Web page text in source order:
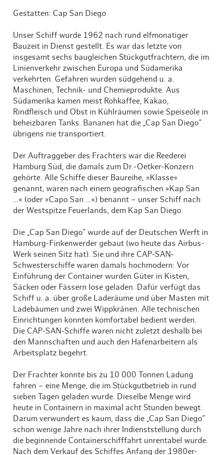
Gestatten: Cap San Diego
Unser Schiff wurde 1962 nach rund elfmonatiger
Bauzeit in Dienst gestellt. Es war das letzte von
insgesamt sechs baugleichen Stückgutfrachtern, die im
Linienverkehr zwischen Europa und Südamerika
verkehrten. Gefahren wurden südgehend u. a.
Maschinen, Technik- und Chemieprodukte. Aus
Südamerika kamen meist Rohkaffee, Kakao,
Rindfleisch und Obst in Kühlräumen sowie Speiseöle in
beheizbaren Tanks. Bananen hat die „Cap San Diego”
übrigens nie transportiert.
Der Auftraggeber des Frachters war die Reederei
Hamburg Süd, die damals zum Dr.-Oetker-Konzern
gehörte. Alle Schiffe dieser Baureihe, »Klasse«
genannt, waren nach einem geografischen »Kap San
…« (oder »Capo San …«) benannt – unser Schiff nach
der Westspitze Feuerlands, dem Kap San Diego.
Die „Cap San Diego” wurde auf der Deutschen Werft in
Hamburg-Finkenwerder gebaut (wo heute das Airbus-
Werk seinen Sitz hat). Sie und ihre CAP-SAN-
Schwesterschiffe waren damals hochmodern: Vor
Einführung der Container wurden Güter in Kisten,
Säcken oder Fässern lose geladen. Dafür verfügt das
Schiff u. a. über große Laderäume und über Masten mit
Ladebäumen und zwei Wippkränen. Alle technischen
Einrichtungen konnten komfortabel bedient werden.
Die CAP-SAN-Schiffe waren nicht zuletzt deshalb bei
den Mannschaften und auch den Hafenarbeitern als
Arbeitsplatz begehrt.
Der Frachter konnte bis zu 10 000 Tonnen Ladung
fahren – eine Menge, die im Stückgutbetrieb in rund
sieben Tagen geladen wurde. Dieselbe Menge wird
heute in Containern in maximal acht Stunden bewegt.
Darum verwundert es kaum, dass die „Cap San Diego”
schon wenige Jahre nach ihrer Indienststellung durch
die beginnende Containerschifffahrt unrentabel wurde.
Nach dem Verkauf des Schiffes Anfang der 1980er-